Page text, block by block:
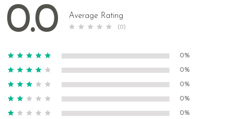
0.0 Average Rating
(0)
0%
0%
0%
0%
0%